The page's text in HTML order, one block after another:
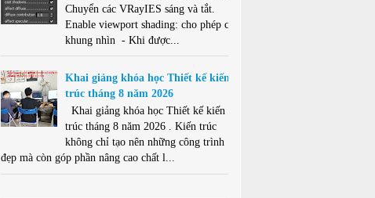
Chuyển các VRayIES sáng và tắt.
Enable viewport shading: cho phép che
khung nhìn - Khi được...
Khai giảng khóa học Thiết kế kiến
trúc tháng 8 năm 2026
Khai giảng khóa học Thiết kế kiến
trúc tháng 8 năm 2026 . Kiến trúc
không chỉ tạo nên những công trình
đẹp mà còn góp phần nâng cao chất l...